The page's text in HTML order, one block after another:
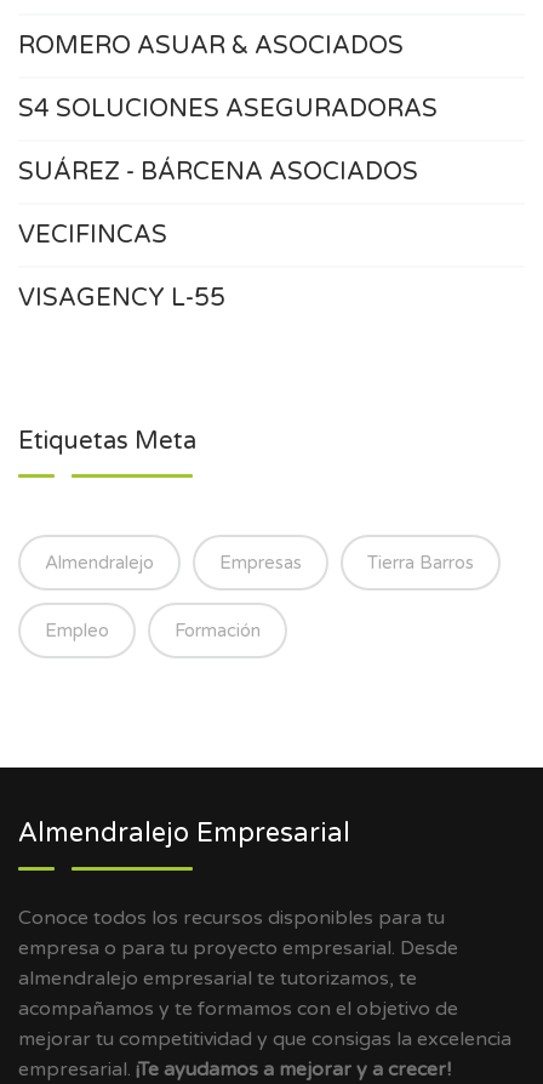
ROMERO ASUAR & ASOCIADOS
S4 SOLUCIONES ASEGURADORAS
SUÁREZ - BÁRCENA ASOCIADOS
VECIFINCAS
VISAGENCY L-55
Etiquetas Meta
Almendralejo Empresas Tierra Barros
Empleo Formación
Almendralejo Empresarial
Conoce todos los recursos disponibles para tu
empresa o para tu proyecto empresarial. Desde
almendralejo empresarial te tutorizamos, te
acompañamos y te formamos con el objetivo de
mejorar tu competitividad y que consigas la excelencia
empresarial. ¡Te ayudamos a mejorar y a crecer!